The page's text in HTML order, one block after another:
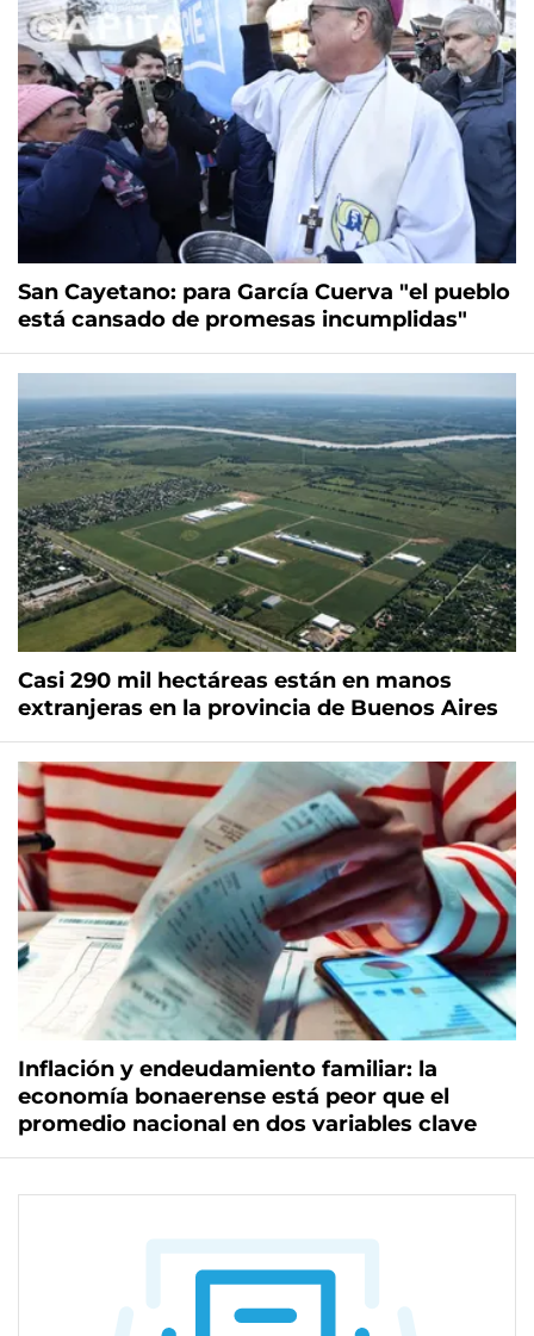
San Cayetano: para García Cuerva "el pueblo
está cansado de promesas incumplidas"
Casi 290 mil hectáreas están en manos
extranjeras en la provincia de Buenos Aires
Inflación y endeudamiento familiar: la
economía bonaerense está peor que el
promedio nacional en dos variables clave